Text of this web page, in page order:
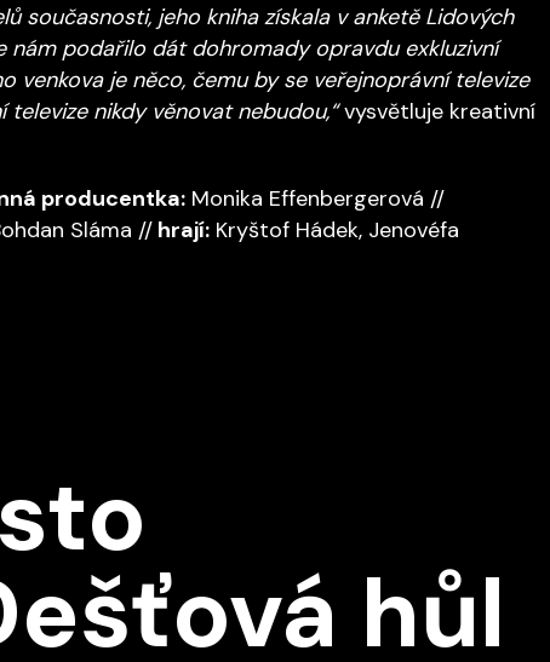
současnosti, jeho kniha získala v anketě Lidových
nám podařilo dát dohromady opravdu exkluzivní
venkova je něco, čemu by se veřejnoprávní televize
nikdy věnovat nebudou,“vysvětluje kreativní
producentka: Monika Effenbergerová //
Sláma // hrají: Kryštof Hádek, Jenovéfa
hůl